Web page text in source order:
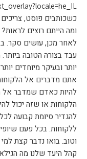
כשכותבים פוסט,
ומה הייתם רוצים
לאחר מכן, עושים סקר.
עבד בצורה הטובה
יותר ובעיקר מיוחדים
אתם מדברים אל
להיות כאדם שמדבר אל
הלקוחות או שזה יכול
להגדיר סיומת קבועה
ללקוחות. בכל פעם
וטוב. בואו נדבר קצת